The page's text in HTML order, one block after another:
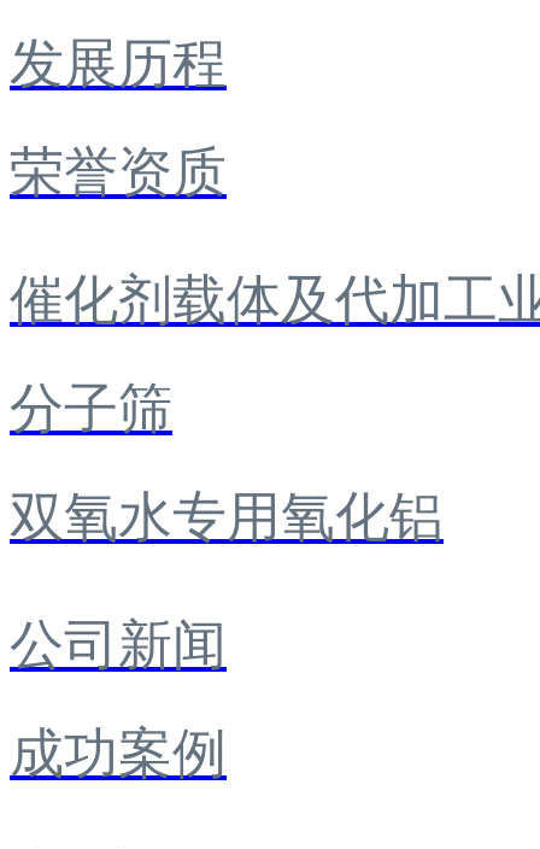
发展历程
荣誉资质
催化剂载体及代加工
分子筛
双氧水专用氧化铝
公司新闻
成功案例